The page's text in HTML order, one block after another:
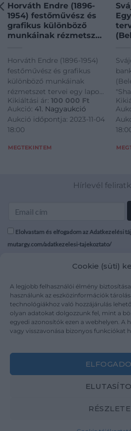
Cookie (süti)
A legjobb felhasználói élmény
használunk az eszközinformációk
technológiákhoz való hozzájárulás
olyan adatokat dolgozzunk fel, mint a
egyedi azonosítók ezen a webhelyen. A
vagy visszavonása bizonyos funkciókat
Horváth Endre (1896-
1954) festőművész és
grafikus különböző
munkáinak rézmetszet
Vajdahunyad vár, Szent
Imre bélyegterv
(344x285mm) T:AU
sarokhajlás, folt /
Several copperplate
designs on one sheet
of Hungari
Horváth Endre (1896-1954)
festőművész és grafikus
különböző munkáinak
rézmetszet tervei egy lapon,
közte 1940. 2P hátlapi terv,
Vajdahunyad vár, Szent Imre
bélyegterv (344x285mm)
T:AU sarokhajlás, folt /
Kikiáltási ár: 100 000 Ft
Aukció: 41. Nagyaukció
Aukció időpontja: 2023-11-04
18:00
MEGTEKINTEM
Hírlevél
Elolvastam és elfogadom az Adatkezelési
mutargy.com/adatkezelesi-tajekoztato/
Médiaajánlat
Karrier
Kapcsolat
Copyright 2026 ©